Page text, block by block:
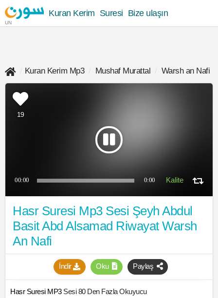
UN
Kuran Kerim Suresi Bize ulaşın
Kuran Kerim Mp3 Mushaf Murattal Warsh an Nafi
19
00:00 0:00
Hasr Suresi Mp3 Sesi Şeyh Abdul
Basit Abd Alsamad Riwayat Warsh
An Nafi
İndir Oku Paylaş
Hasr Suresi MP3 Sesi 80 Den Fazla Okuyucu